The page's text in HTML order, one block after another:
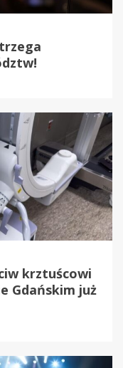
krztuścowi
Gdańskim już